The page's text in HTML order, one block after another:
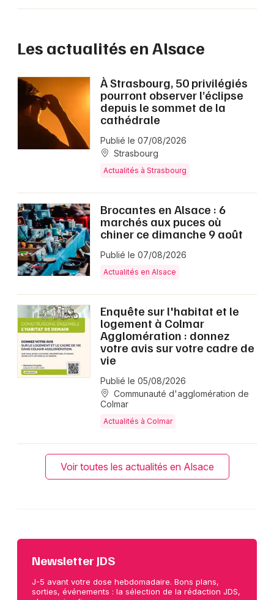
Les actualités en Alsace
À Strasbourg, 50 privilégiés
pourront observer l’éclipse
depuis le sommet de la
cathédrale
Publié le 07/08/2026
Strasbourg
Actualités à Strasbourg
Brocantes en Alsace : 6
marchés aux puces où
chiner ce dimanche 9 août
Publié le 07/08/2026
Actualités en Alsace
Enquête sur l'habitat et le
logement à Colmar
Agglomération : donnez
votre avis sur votre cadre de
vie
Publié le 05/08/2026
Communauté d'agglomération de
Colmar
Actualités à Colmar
Voir toutes les actualités en Alsace
Newsletter JDS
J-5 avant votre dose hebdomadaire. Bons plans,
sorties, événements : la sélection de la rédaction JDS,